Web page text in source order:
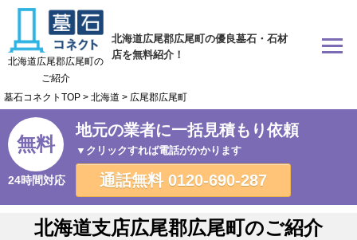
北海道広尾郡広尾町の優良墓石・石材
店を無料紹介！
北海道広尾郡広尾町の
ご紹介
墓石コネクトTOP > 北海道 > 広尾郡広尾町
無料
24時間対応
地元の業者に一括見積もり依頼
▼クリックすれば電話がかかります
通話無料 0120-690-287
北海道支店広尾郡広尾町のご紹介